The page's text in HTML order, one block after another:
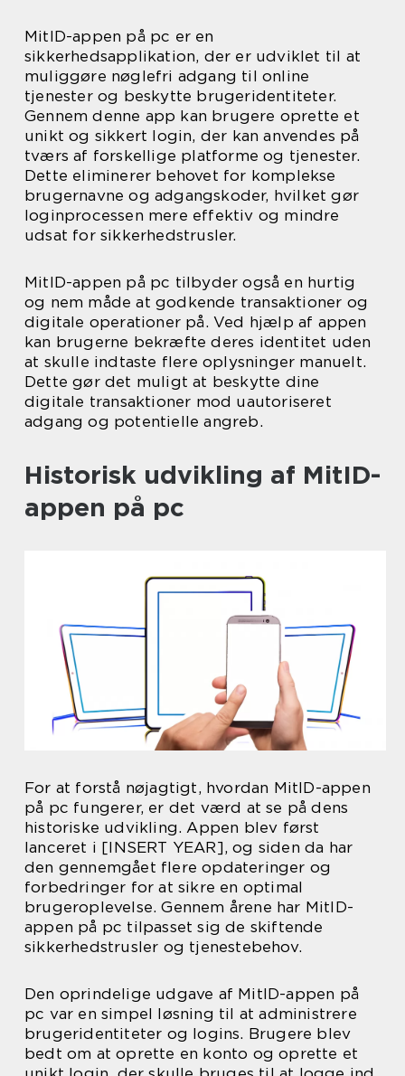
MitID-appen på pc er en
sikkerhedsapplikation, der er udviklet til at
muliggøre nøglefri adgang til online
tjenester og beskytte brugeridentiteter.
Gennem denne app kan brugere oprette et
unikt og sikkert login, der kan anvendes på
tværs af forskellige platforme og tjenester.
Dette eliminerer behovet for komplekse
brugernavne og adgangskoder, hvilket gør
loginprocessen mere effektiv og mindre
udsat for sikkerhedstrusler.
MitID-appen på pc tilbyder også en hurtig
og nem måde at godkende transaktioner og
digitale operationer på. Ved hjælp af appen
kan brugerne bekræfte deres identitet uden
at skulle indtaste flere oplysninger manuelt.
Dette gør det muligt at beskytte dine
digitale transaktioner mod uautoriseret
adgang og potentielle angreb.
Historisk udvikling af MitID-
appen på pc
For at forstå nøjagtigt, hvordan MitID-appen
på pc fungerer, er det værd at se på dens
historiske udvikling. Appen blev først
lanceret i [INSERT YEAR], og siden da har
den gennemgået flere opdateringer og
forbedringer for at sikre en optimal
brugeroplevelse. Gennem årene har MitID-
appen på pc tilpasset sig de skiftende
sikkerhedstrusler og tjenestebehov.
Den oprindelige udgave af MitID-appen på
pc var en simpel løsning til at administrere
brugeridentiteter og logins. Brugere blev
bedt om at oprette en konto og oprette et